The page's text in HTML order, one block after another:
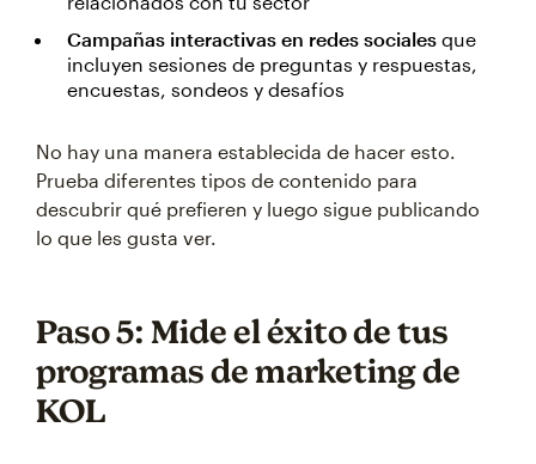
Campañas interactivas en redes sociales que
incluyen sesiones de preguntas y respuestas,
encuestas, sondeos y desafíos
No hay una manera establecida de hacer esto.
Prueba diferentes tipos de contenido para
descubrir qué prefieren y luego sigue publicando
lo que les gusta ver.
Paso 5: Mide el éxito de tus
programas de marketing de
KOL